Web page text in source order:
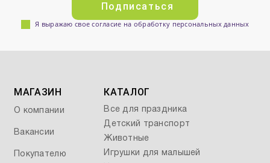
Подписаться
Я выражаю свое согласие на обработку персональных данных
МАГАЗИН
О компании
Вакансии
Покупателю
КАТАЛОГ
Все для праздника
Детский транспорт
Животные
Игрушки для малышей